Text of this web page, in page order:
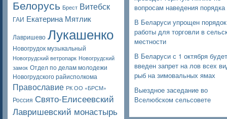
Белорусь Брест Витебск
ГАИ Екатерина Мятлик
Лавришево Лукашенко
Новогрудок музыкальный
Новогрудский ветропарк Новогрудский
замок Отдел по делам молодежи
Новогрудского райисполкома
Православие РК ОО «БРСМ»
Россия Свято-Елисеевский
Лавришевский монастырь
вопросам наведения порядка
В Беларуси упрощен порядок
работы для торговли в
местности
В Беларуси с 1 октября будет
введен запрет на лов всех
рыб на зимовальных ямах
Выездное заседание во
Вселюбском сельсовете